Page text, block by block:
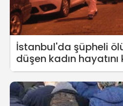
İstanbul'da şüpheli
düşen kadın